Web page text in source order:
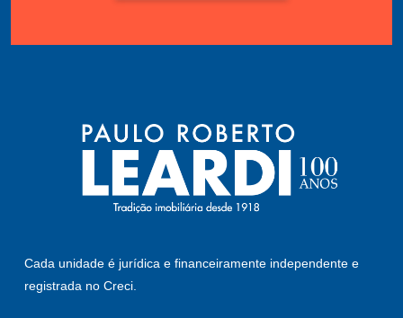
Cada unidade é jurídica e financeiramente independente e
registrada no Creci.